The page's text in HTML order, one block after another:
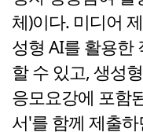
체)이다. 미디어
성형 AI를 활용한
할 수 있고, 생성
응모요강에 포함
서'를 함께 제출